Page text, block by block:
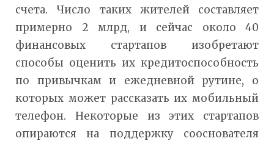
счета. Число таких жителей составляет
примерно 2 млрд, и сейчас около 40
финансовых стартапов изобретают
способы оценить их кредитоспособность
по привычкам и ежедневной рутине, о
которых может рассказать их мобильный
телефон. Некоторые из этих стартапов
опираются на поддержку сооснователя